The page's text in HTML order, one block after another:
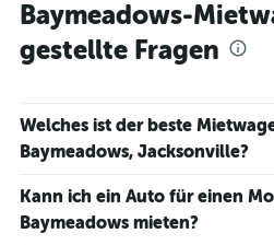
Baymeadows-
gestellte Fragen
Welches ist der beste
Baymeadows, Jacksonville?
Kann ich ein Auto für einen
Baymeadows mieten?